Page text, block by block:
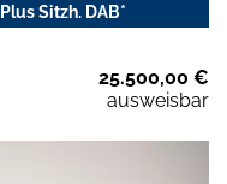
Sitzh. DAB*
25.500,00 €
ausweisbar